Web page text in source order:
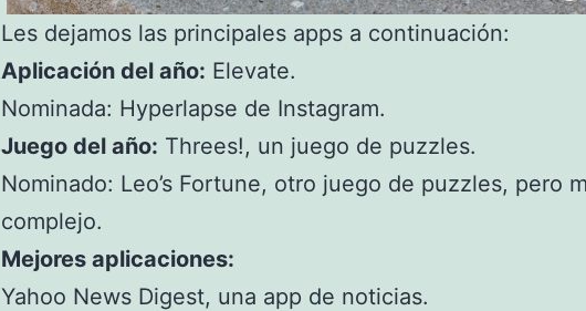
Les dejamos las principales apps a continuación:
Aplicación del año: Elevate.
Nominada: Hyperlapse de Instagram.
Juego del año: Threes!, un juego de puzzles.
Nominado: Leo’s Fortune, otro juego de puzzles, pero
complejo.
Mejores aplicaciones:
Yahoo News Digest, una app de noticias.